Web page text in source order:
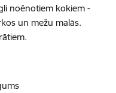
noēnotiem kokiem -
un mežu malās.